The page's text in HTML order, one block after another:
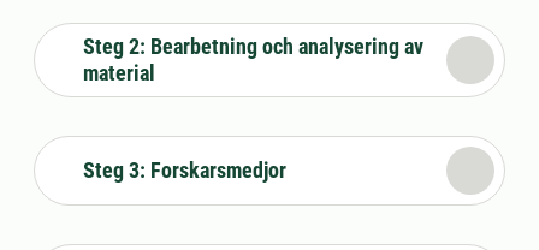
Steg 2: Bearbetning och analysering av
material
Steg 3: Forskarsmedjor